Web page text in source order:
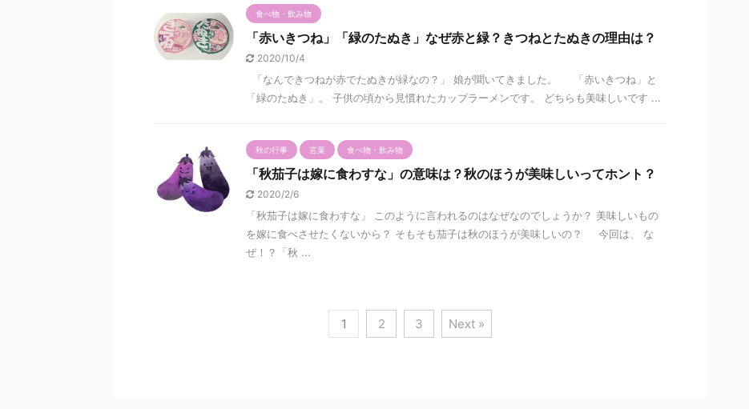
食べ物・飲み物
「赤いきつね」「緑のたぬき」なぜ赤と緑？きつねとたぬきの理由は？
2020/10/4
「なんできつねが赤でたぬきが緑なの？」 娘が聞いてきました。 「赤いきつね」と
「緑のたぬき」。 子供の頃から見慣れたカップラーメンです。 どちらも美味しいです ...
秋の行事 言葉 食べ物・飲み物
「秋茄子は嫁に食わすな」の意味は？秋のほうが美味しいってホント？
2020/2/6
「秋茄子は嫁に食わすな」 このように言われるのはなぜなのでしょうか？ 美味しいもの
を嫁に食べさせたくないから？ そもそも茄子は秋のほうが美味しいの？ 今回は、 な
ぜ！？「秋 ...
1 2 3 Next »